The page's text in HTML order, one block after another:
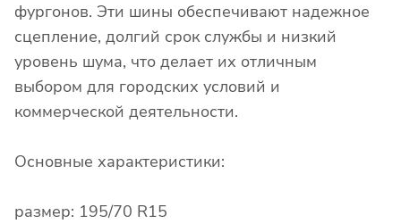
фургонов. Эти шины обеспечивают надежное
сцепление, долгий срок службы и низкий
уровень шума, что делает их отличным
выбором для городских условий и
коммерческой деятельности.
Основные характеристики:
размер: 195/70 R15